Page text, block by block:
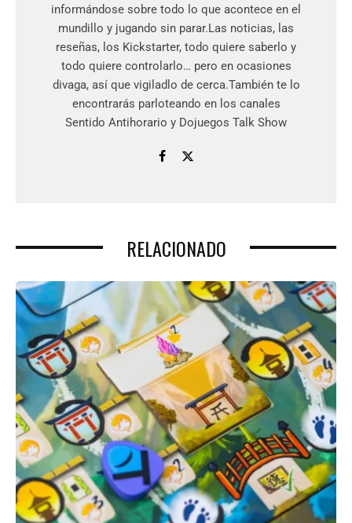
informándose sobre todo lo que acontece en el
mundillo y jugando sin parar.Las noticias, las
reseñas, los Kickstarter, todo quiere saberlo y
todo quiere controlarlo… pero en ocasiones
divaga, así que vigiladlo de cerca.También te lo
encontrarás parloteando en los canales
Sentido Antihorario y Dojuegos Talk Show
RELACIONADO